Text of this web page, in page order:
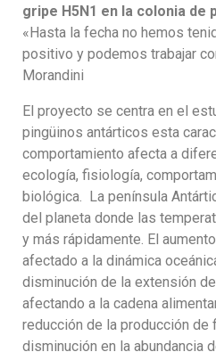
gripe H5N1 en la colonia de
«Hasta la fecha no hemos
positivo y podemos trabajar
Morandini
El proyecto se centra en el
pingüinos antárticos esta
comportamiento afecta a
ecología, fisiología,
biológica. La península
del planeta donde las
y más rápidamente. El
afectado a la dinámica
disminución de la extensión
afectando a la cadena
reducción de la producción de
disminución en la abundancia